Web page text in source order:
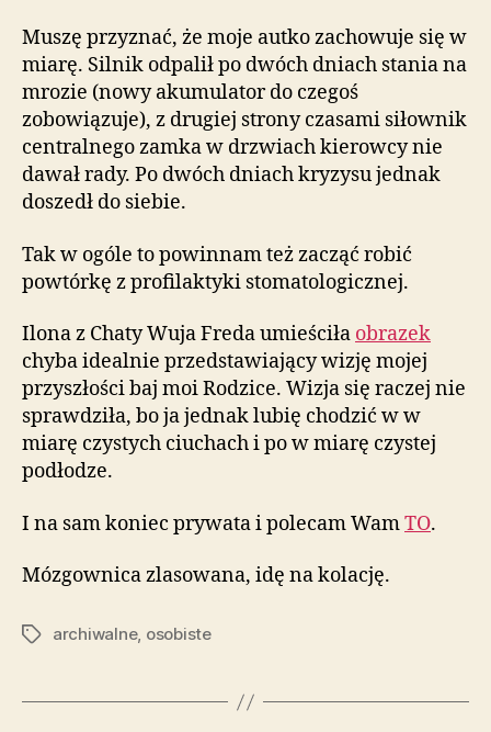
Muszę przyznać, że moje autko zachowuje się w
miarę. Silnik odpalił po dwóch dniach stania na
mrozie (nowy akumulator do czegoś
zobowiązuje), z drugiej strony czasami siłownik
centralnego zamka w drzwiach kierowcy nie
dawał rady. Po dwóch dniach kryzysu jednak
doszedł do siebie.
Tak w ogóle to powinnam też zacząć robić
powtórkę z profilaktyki stomatologicznej.
Ilona z Chaty Wuja Freda umieściła obrazek
chyba idealnie przedstawiający wizję mojej
przyszłości baj moi Rodzice. Wizja się raczej nie
sprawdziła, bo ja jednak lubię chodzić w w
miarę czystych ciuchach i po w miarę czystej
podłodze.
I na sam koniec prywata i polecam WamTO.
Mózgownica zlasowana, idę na kolację.
Tagiarchiwalne, osobiste